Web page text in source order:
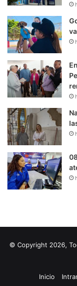
© Copyright 2026,
Inicio